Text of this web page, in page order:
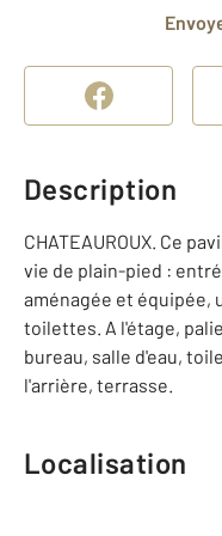
Description
CHATEAUROUX. Ce
vie de plain-pied :
aménagée et équipée,
toilettes. A l'étage,
bureau, salle d'eau,
l'arrière, terrasse.
Localisation